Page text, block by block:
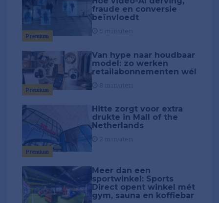
Premium
fraude en conversie
beïnvloedt
Premium
Van hype naar houdbaar
model: zo werken
retailabonnementen wél
Premium
Hitte zorgt voor extra
drukte in Mall of the
Netherlands
Meer dan een
sportwinkel: Sports
Direct opent winkel mét
gym, sauna en koffiebar